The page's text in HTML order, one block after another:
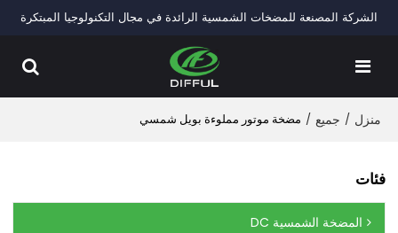
الشركة المصنعة للمضخات الشمسية الرائدة في مجال التكنولوجيا المبتكرة
منزل / جميع / مضخة موتور مملوءة بويل شمسي
فئات
المضخة الشمسية DC